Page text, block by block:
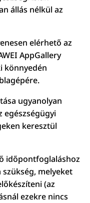
állás nélkül az
elérhető az
AppGallery
könnyedén
ugyanolyan
keresztül
időpontfoglaláshoz
melyeket
készíteni (az
ezekre nincs